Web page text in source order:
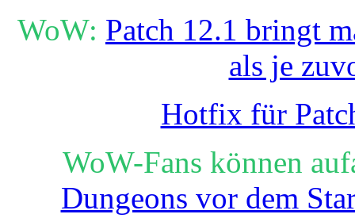
WoW: Patch 12.1 bringt
als je
Hotfix für
WoW-Fans können
Dungeons vor dem